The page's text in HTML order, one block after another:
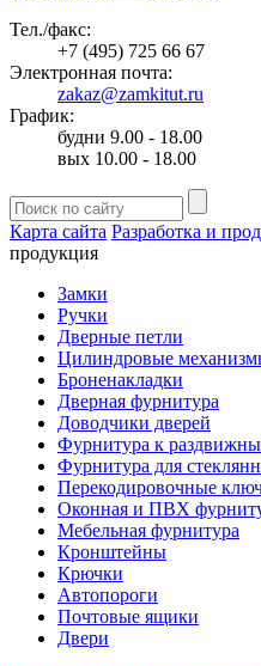
Тел./факс:
+7 (495) 725 66 67
Электронная почта:
zakaz@zamkitut.ru
График:
будни 9.00 - 18.00
вых 10.00 - 18.00
Карта сайта Разработка и
продукция
Замки
Ручки
Дверные петли
Цилиндровые
Броненакладки
Дверная фурнитура
Доводчики дверей
Фурнитура к
Фурнитура для
Перекодировочные
Оконная и ПВХ
Мебельная фурнитура
Кронштейны
Крючки
Автопороги
Почтовые ящики
Двери